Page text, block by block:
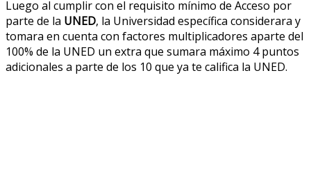
Luego al cumplir con el requisito mínimo de Acceso por
parte de la UNED, la Universidad específica considerara y
tomara en cuenta con factores multiplicadores aparte del
100% de la UNED un extra que sumara máximo 4 puntos
adicionales a parte de los 10 que ya te califica la UNED.